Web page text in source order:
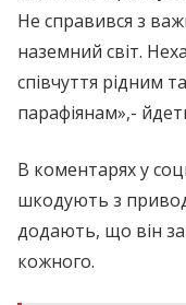
Не справився з
наземний світ.
співчуття рідним
парафіянам»,-
В коментарях у
шкодують з
додають, що він
кожного.